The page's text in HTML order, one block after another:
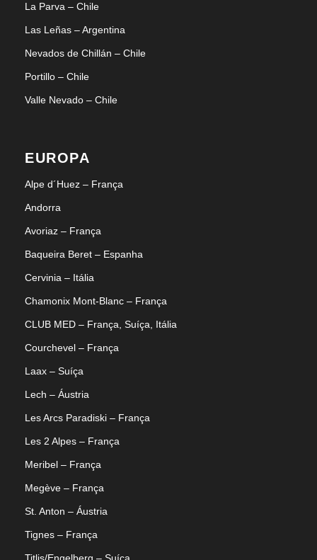
La Parva – Chile
Las Leñas – Argentina
Nevados de Chillán – Chile
Portillo – Chile
Valle Nevado – Chile
EUROPA
Alpe d´Huez – França
Andorra
Avoriaz – França
Baqueira Beret – Espanha
Cervinia – Itália
Chamonix Mont-Blanc – França
CLUB MED – França, Suíça, Itália
Courchevel – França
Laax – Suíça
Lech – Áustria
Les Arcs Paradiski – França
Les 2 Alpes – França
Meribel – França
Megève – França
St. Anton – Áustria
Tignes – França